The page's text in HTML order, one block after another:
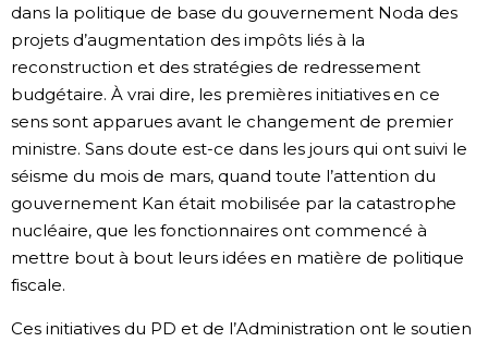
dans la politique de base du gouvernement Noda des
projets d’augmentation des impôts liés à la
reconstruction et des stratégies de redressement
budgétaire. À vrai dire, les premières initiatives en ce
sens sont apparues avant le changement de premier
ministre. Sans doute est-ce dans les jours qui ont suivi le
séisme du mois de mars, quand toute l’attention du
gouvernement Kan était mobilisée par la catastrophe
nucléaire, que les fonctionnaires ont commencé à
mettre bout à bout leurs idées en matière de politique
fiscale.
Ces initiatives du PD et de l’Administration ont le soutien